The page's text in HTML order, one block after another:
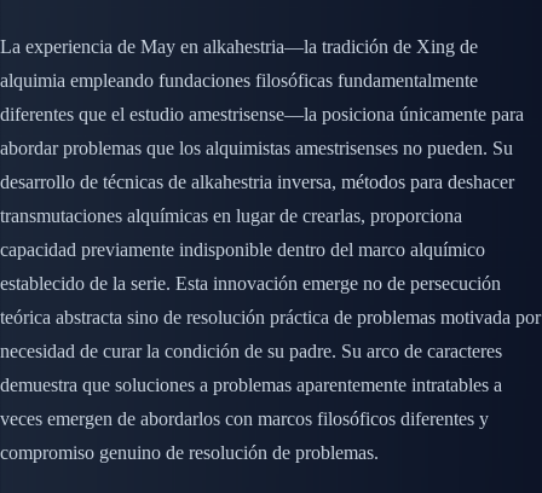
La experiencia de May en alkahestria—la tradición de Xing de
alquimia empleando fundaciones filosóficas fundamentalmente
diferentes que el estudio amestrisense—la posiciona únicamente para
abordar problemas que los alquimistas amestrisenses no pueden. Su
desarrollo de técnicas de alkahestria inversa, métodos para deshacer
transmutaciones alquímicas en lugar de crearlas, proporciona
capacidad previamente indisponible dentro del marco alquímico
establecido de la serie. Esta innovación emerge no de persecución
teórica abstracta sino de resolución práctica de problemas motivada por
necesidad de curar la condición de su padre. Su arco de caracteres
demuestra que soluciones a problemas aparentemente intratables a
veces emergen de abordarlos con marcos filosóficos diferentes y
compromiso genuino de resolución de problemas.